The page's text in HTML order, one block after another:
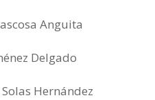
Anguita
Delgado
Hernández